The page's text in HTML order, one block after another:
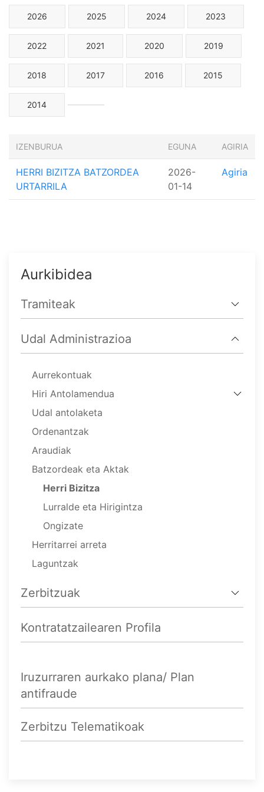
2026 2025 2024 2023
2022 2021 2020 2019
2018 2017 2016 2015
2014
IZENBURUA EGUNA AGIRIA
HERRI BIZITZA BATZORDEA
URTARRILA
2026-
01-14
Agiria
Aurkibidea
Tramiteak
Udal Administrazioa
Aurrekontuak
Hiri Antolamendua
Udal antolaketa
Ordenantzak
Araudiak
Batzordeak eta Aktak
Herri Bizitza
Lurralde eta Hirigintza
Ongizate
Herritarrei arreta
Laguntzak
Zerbitzuak
Kontratatzailearen Profila
Iruzurraren aurkako plana/ Plan
antifraude
Zerbitzu Telematikoak